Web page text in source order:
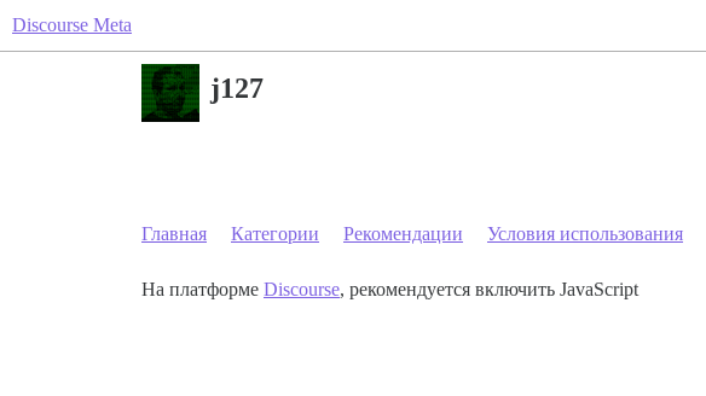
Discourse Meta
j127
Главная Категории Рекомендации Условия использования
На платформе Discourse, рекомендуется включить JavaScript